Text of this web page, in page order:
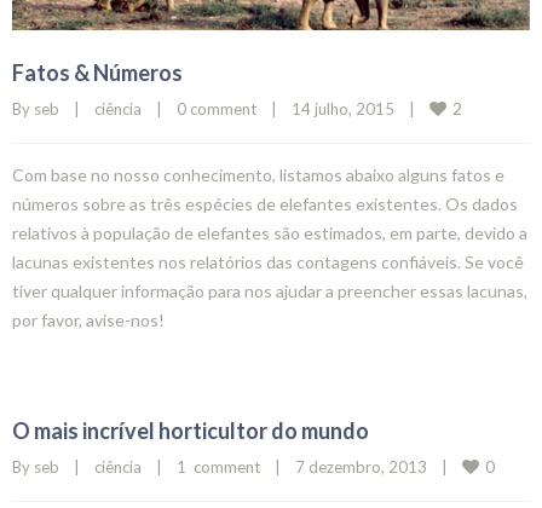
Fatos & Números
By seb | ciência | 0 comment | 14 julho, 2015 | 2
Com base no nosso conhecimento, listamos abaixo alguns fatos e
números sobre as três espécies de elefantes existentes. Os dados
relativos à população de elefantes são estimados, em parte, devido a
lacunas existentes nos relatórios das contagens confiáveis. Se você
tiver qualquer informação para nos ajudar a preencher essas lacunas,
por favor, avise-nos!
O mais incrível horticultor do mundo
By seb | ciência | 1  comment | 7 dezembro, 2013 | 0